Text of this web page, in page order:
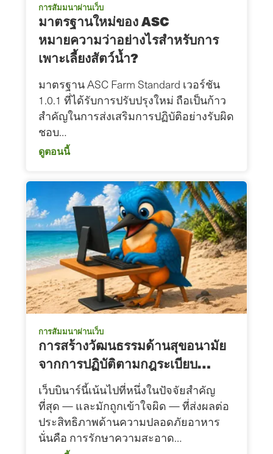
การสัมมนาผ่านเว็บ
มาตรฐานใหม่ของ ASC
หมายความว่าอย่างไรสำหรับการ
เพาะเลี้ยงสัตว์น้ำ?
มาตรฐาน ASC Farm Standard เวอร์ชัน
1.0.1 ที่ได้รับการปรับปรุงใหม่ ถือเป็นก้าว
สำคัญในการส่งเสริมการปฏิบัติอย่างรับผิด
ชอบ…
ดูตอนนี้
การสัมมนาผ่านเว็บ
การสร้างวัฒนธรรมด้านสุขอนามัย
จากการปฏิบัติตามกฎระเบียบ…
เว็บบินาร์นี้เน้นไปที่หนึ่งในปัจจัยสำคัญ
ที่สุด — และมักถูกเข้าใจผิด — ที่ส่งผลต่อ
ประสิทธิภาพด้านความปลอดภัยอาหาร
นั่นคือ การรักษาความสะอาด…